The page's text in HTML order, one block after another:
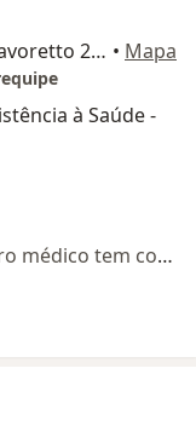
Rua Profª Mary Dora D Àrenzo Favoretto 201 Trujillo, Sorocaba • Mapa
à Saúde -
Nenhum profissional neste centro médico tem consultas disponíveis